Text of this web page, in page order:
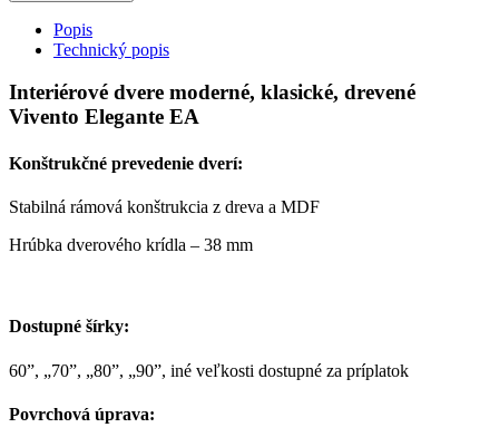
Popis
Technický popis
Interiérové dvere moderné, klasické, drevené
Vivento Elegante EA
Konštrukčné prevedenie dverí:
Stabilná rámová konštrukcia z dreva a MDF
Hrúbka dverového krídla – 38 mm
Dostupné šírky:
60”, „70”, „80”, „90”, iné veľkosti dostupné za príplatok
Povrchová úprava: